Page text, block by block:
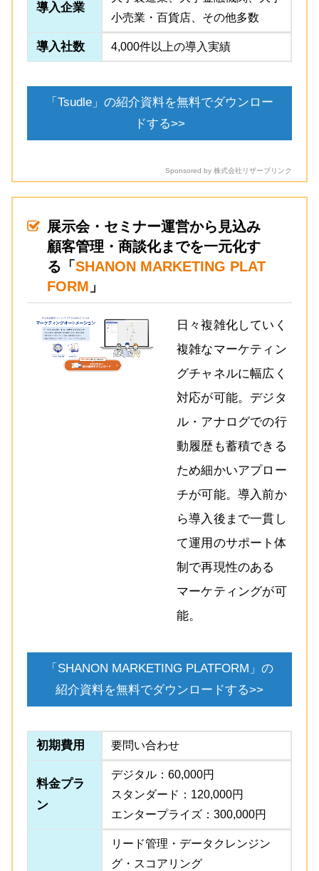
導入企業
小売業・百貨店、その他多数
導入社数 4,000件以上の導入実績
「Tsudle」の紹介資料を無料でダウンロー
ドする>>
Sponsored by 株式会社リザーブリンク
展示会・セミナー運営から見込み
顧客管理・商談化までを一元化す
る「SHANON MARKETING PLAT
FORM 」
日々複雑化していく
複雑なマーケティン
グチャネルに幅広く
対応が可能。デジタ
ル・アナログでの行
動履歴も蓄積できる
ため細かいアプロー
チが可能。導入前か
ら導入後まで一貫し
て運用のサポート体
制で再現性のある
マーケティングが可
能。
「SHANON MARKETING PLATFORM」の
紹介資料を無料でダウンロードする>>
初期費用 要問い合わせ
料金プラ
ン
デジタル：60,000円
スタンダード：120,000円
エンタープライズ：300,000円
リード管理・データクレンジン
グ・スコアリング